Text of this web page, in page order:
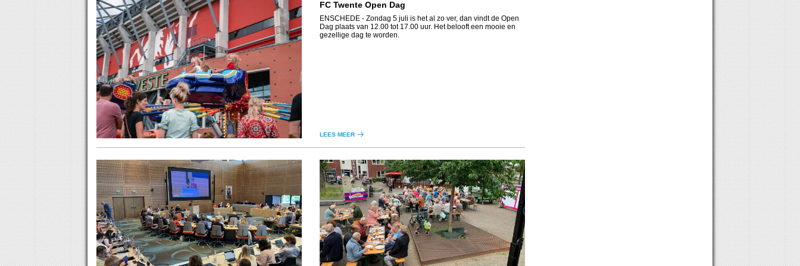
FC Twente Open Dag
ENSCHEDE - Zondag 5 juli is het al zo ver, dan vindt de Open
Dag plaats van 12.00 tot 17.00 uur. Het belooft een mooie en
gezellige dag te worden.
LEES MEER